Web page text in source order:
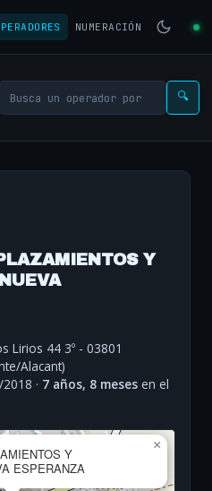
NUMERACIÓN
🔍
Y
Lirios 44 3º - 03801
Alacant)
· 7 años, 8 meses en el
Y
ESPERANZA
×